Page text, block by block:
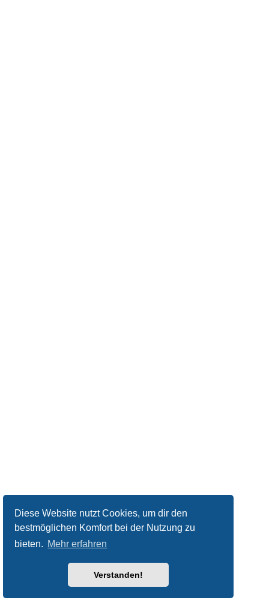
Diese Website nutzt Cookies, um dir den
bestmöglichen Komfort bei der Nutzung zu
bieten. Mehr erfahren
Verstanden!